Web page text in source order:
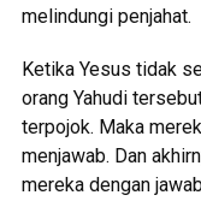
melindungi penjahat.
Ketika Yesus tidak
orang Yahudi
terpojok. Maka
menjawab. Dan
mereka dengan